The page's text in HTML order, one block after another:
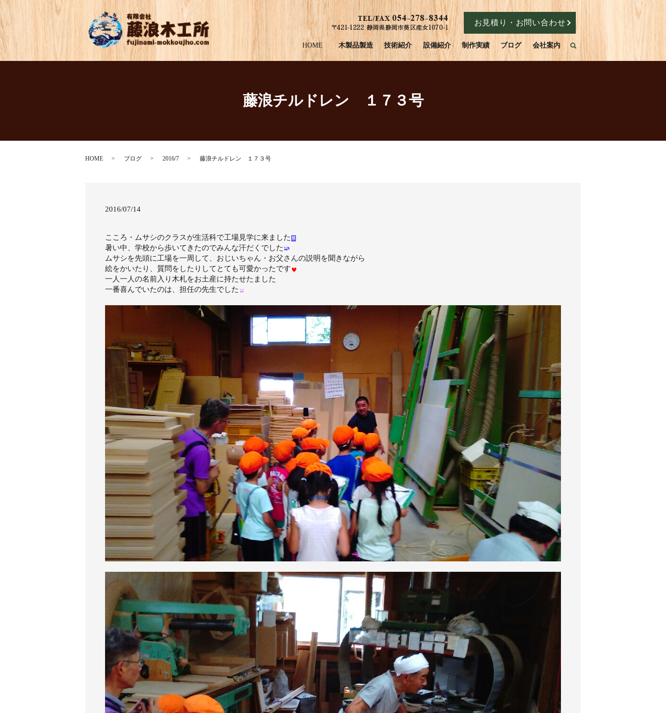
HOME 木製品製造 技術紹介 設備紹介 制作実績 ブログ 会社案内 search
お見積り・お問い合わせ
藤浪チルドレン １７３号
HOME ブログ 2016/7 藤浪チルドレン １７３号
2016/07/14
こころ・ムサシのクラスが生活科で工場見学に来ました
暑い中、学校から歩いてきたのでみんな汗だくでした
ムサシを先頭に工場を一周して、おじいちゃん・お父さんの説明を聞きながら
絵をかいたり、質問をしたりしてとても可愛かったです
一人一人の名前入り木札をお土産に持たせたました
一番喜んでいたのは、担任の先生でした